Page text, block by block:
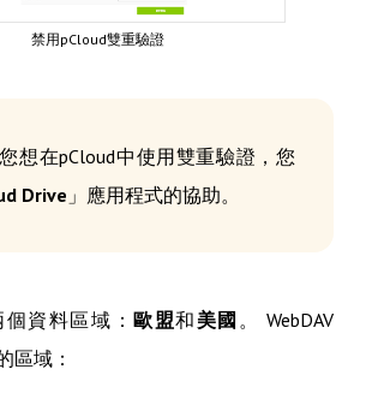
禁用pCloud雙重驗證
想在pCloud中使用雙重驗證，您
Drive 」應用程式的協助。
個資料區域：歐盟和 美國 。 WebDAV
區域：